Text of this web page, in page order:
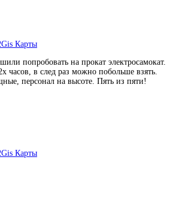
Карты
попробовать на прокат электросамокат.
часов, в след раз можно побольше взять.
персонал на высоте. Пять из пяти!
Карты